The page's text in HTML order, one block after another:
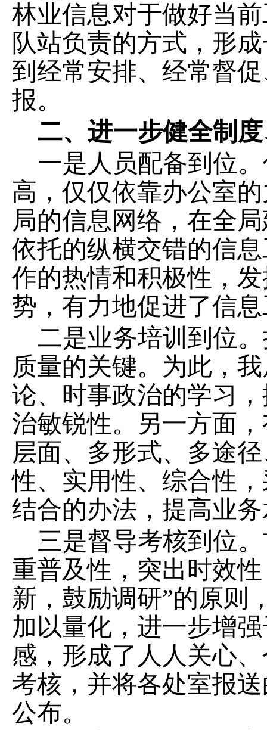
林业信息对于做好当
队站负责的方式，形
到经常安排、经常督
报。
二、进一步健全制
一是人员配备到位
高，仅仅依靠办公室
局的信息网络，在全
依托的纵横交错的信
作的热情和积极性，
势，有力地促进了信
二是业务培训到位
质量的关键。为此，
论、时事政治的学习
治敏锐性。另一方面
层面、多形式、多途
性、实用性、综合性
结合的办法，提高业
三是督导考核到位
重普及性，突出时效
新，鼓励调研”的原则
加以量化，进一步增
感，形成了人人关心
考核，并将各处室报
公布。